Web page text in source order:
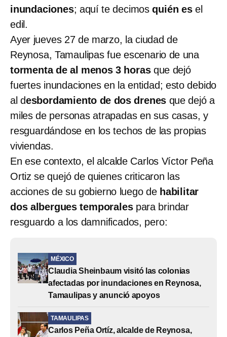
inundaciones; aquí te decimosquién esel
edil.
Ayer jueves 27 de marzo, la ciudad de
Reynosa, Tamaulipas fue escenario de una
tormenta de al menos 3 horasque dejó
fuertes inundaciones en la entidad; esto debido
al desbordamiento de dos drenes que dejó a
miles de personas atrapadas en sus casas, y
resguardándose en los techos de las propias
viviendas.
En ese contexto, el alcalde Carlos Víctor Peña
Ortiz se quejó de quienes criticaron las
acciones de su gobierno luego de habilitar
dos albergues temporalespara brindar
resguardo a los damnificados, pero:
MÉXICO
Claudia Sheinbaum visitó las colonias
afectadas por inundaciones en Reynosa,
Tamaulipas y anunció apoyos
TAMAULIPAS
Carlos Peña Ortíz, alcalde de Reynosa,